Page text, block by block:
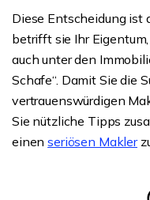
Diese Entscheidung ist
betrifft sie Ihr
auch unter den
Schafe“. Damit Sie die
vertrauenswürdigen
Sie nützliche Tipps
einenseriösen Makler